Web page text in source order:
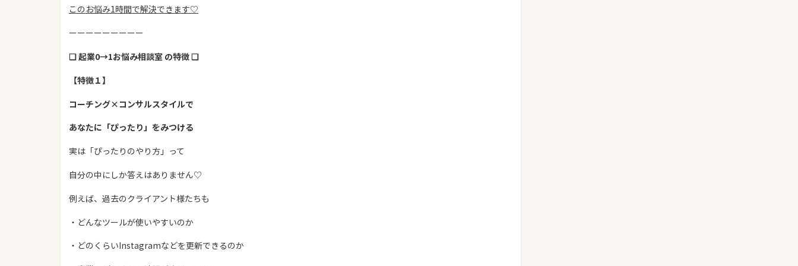
このお悩み1時間で解決できます♡
ーーーーーーーーー
❏ 起業0→1お悩み相談室 の特徴 ❏
【特徴１】
コーチング×コンサルスタイルで
あなたに「ぴったり」をみつける
実は「ぴったりのやり方」って
自分の中にしか答えはありません♡
例えば、過去のクライアント様たちも
・どんなツールが使いやすいのか
・どのくらいInstagramなどを更新できるのか